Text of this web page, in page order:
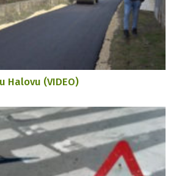
Halovu (VIDEO)